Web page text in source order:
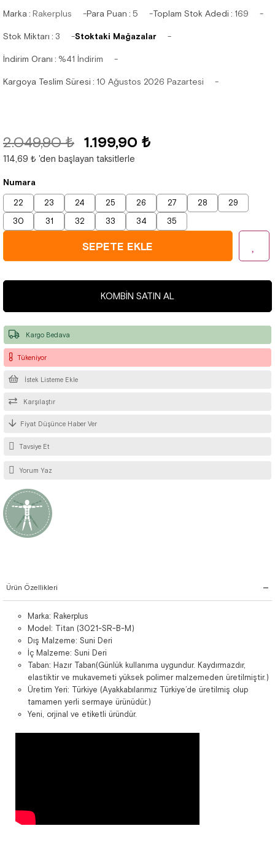
Marka : Rakerplus Para Puan : 5 Toplam Stok Adedi : 169
Stok Miktarı : 3 Stoktaki Mağazalar
İndirim Oranı : %41 İndirim
Kargoya Teslim Süresi : 10 Ağustos 2026 Pazartesi
2.049,90 ₺ 1.199,90 ₺
114,69 ₺ 'den başlayan taksitlerle
Numara
22 23 24 25 26 27 28
29
30
31 32 33 34 35
KOMBIN SATIN AL
Tükeniyor
İstek Listeme Ekle
Karşılaştır
Fiyat Düşünce Haber Ver
Kargo Bedava
Tavsiye Et
Yorum Yaz
Ürün Özellikleri
Marka: Rakerplus
Model: Titan (3021-SR-B-M)
Dış Malzeme: Suni Deri
İç Malzeme: Suni Deri
Taban: Hazır Taban(Günlük kullanıma uygundur. Kaydırmazdır,
elastiktir ve mukavemeti yüksek polimer malzemeden üretilmiştir.)
Üretim Yeri: Türkiye (Ayakkabılarımız Türkiye’de üretilmiş olup
tamamen yerli sermaye ürünüdür.)
Yeni, orjinal ve etiketli üründür.